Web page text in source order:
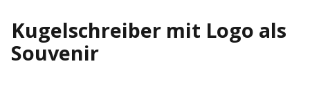
Kugelschreiber mit Logo als
Souvenir